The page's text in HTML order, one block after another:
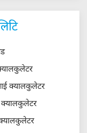
क्यालकुलेटर
क्यालकुलेटर